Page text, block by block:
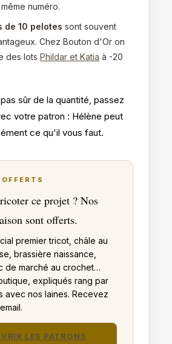
numéro.
de 10 pelotes sont souvent
Chez Bouton d'Or on
des lots Phildar et Katia à -20
sûr de la quantité, passez
votre patron : Hélène peut
ce qu'il vous faut.
ce projet ? Nos
sont offerts.
premier tricot, châle au
brassière naissance,
de marché au crochet…
expliqués rang par
avec nos laines. Recevez
LES PATRONS